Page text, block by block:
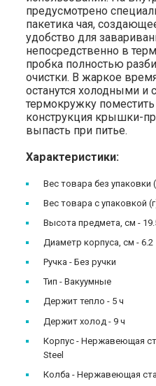
предусмотрено
пакетика чая,
удобство для
непосредственно в
пробка полностью
очистки. В жаркое
останутся холодными и
термокружку
конструкция крышки-
выпасть при питье.
Характеристики:
Вес товара без упаковки
Вес товара с упаковкой
Высота предмета, см -
Диаметр корпуса, см - 6.2
Ручка - Без ручки
Тип - Вакуумные
Держит тепло - 5 ч
Держит холод - 9 ч
Корпус - Нержавеющая
Steel
Колба - Нержавеющая